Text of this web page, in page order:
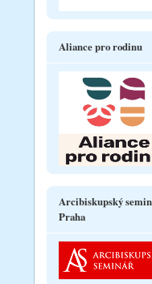
Aliance pro rodinu
Arcibiskupský
Praha